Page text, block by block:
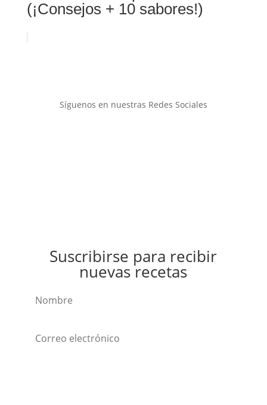
(¡Consejos + 10 sabores!)
Síguenos en nuestras Redes Sociales
Suscribirse para recibir
nuevas recetas